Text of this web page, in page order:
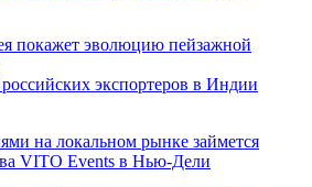
экспортеров в Индии
на локальном рынке займется
VITO Events в Нью-Дели